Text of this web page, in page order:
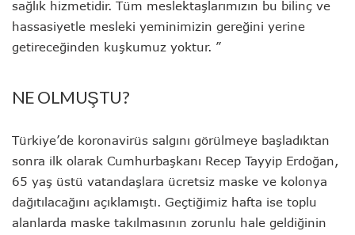
sağlık hizmetidir. Tüm meslektaşlarımızın bu bilinç ve
hassasiyetle mesleki yeminimizin gereğini yerine
getireceğinden kuşkumuz yoktur. ”
NE OLMUŞTU?
Türkiye’de koronavirüs salgını görülmeye başladıktan
sonra ilk olarak Cumhurbaşkanı Recep Tayyip Erdoğan,
65 yaş üstü vatandaşlara ücretsiz maske ve kolonya
dağıtılacağını açıklamıştı. Geçtiğimiz hafta ise toplu
alanlarda maske takılmasının zorunlu hale geldiğinin